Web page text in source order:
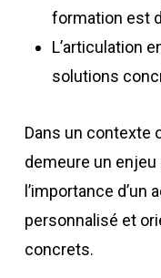
formation est
L’articulation
solutions
Dans un contexte
demeure un
l’importance
personnalisé et
concrets.